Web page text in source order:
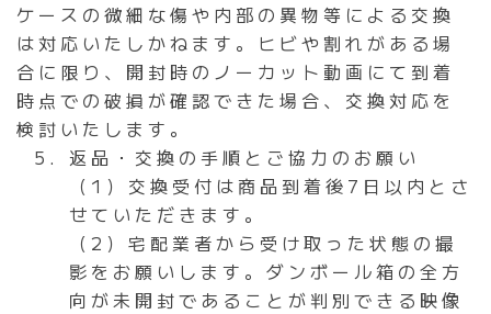
ケースの微細な傷や内部の異物等による交換
は対応いたしかねます。ヒビや割れがある場
合に限り、開封時のノーカット動画にて到着
時点での破損が確認できた場合、交換対応を
検討いたします。
返品・交換の手順とご協力のお願い
（1）交換受付は商品到着後7日以内とさ
せていただきます。
（2）宅配業者から受け取った状態の撮
影をお願いします。ダンボール箱の全方
向が未開封であることが判別できる映像